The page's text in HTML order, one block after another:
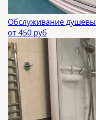
Обслуживание
от 450 руб